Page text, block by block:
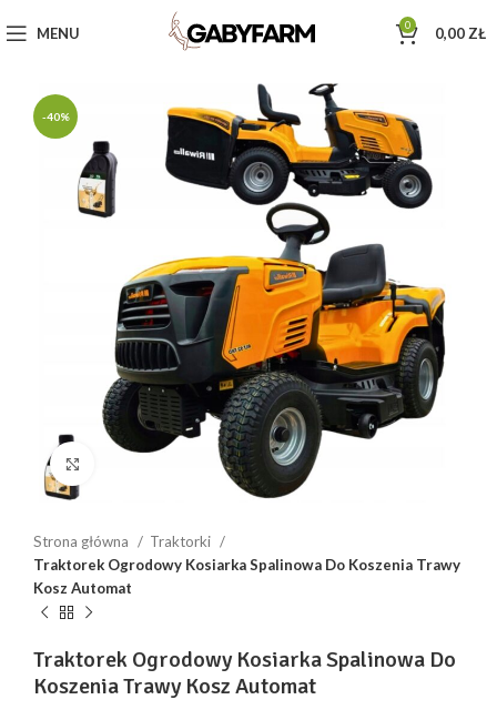
MENU 0 0,00 ZŁ
-40%
Strona główna
Traktorki
Traktorek Ogrodowy Kosiarka Spalinowa Do Koszenia Trawy
Kosz Automat
Traktorek Ogrodowy Kosiarka Spalinowa Do
Koszenia Trawy Kosz Automat